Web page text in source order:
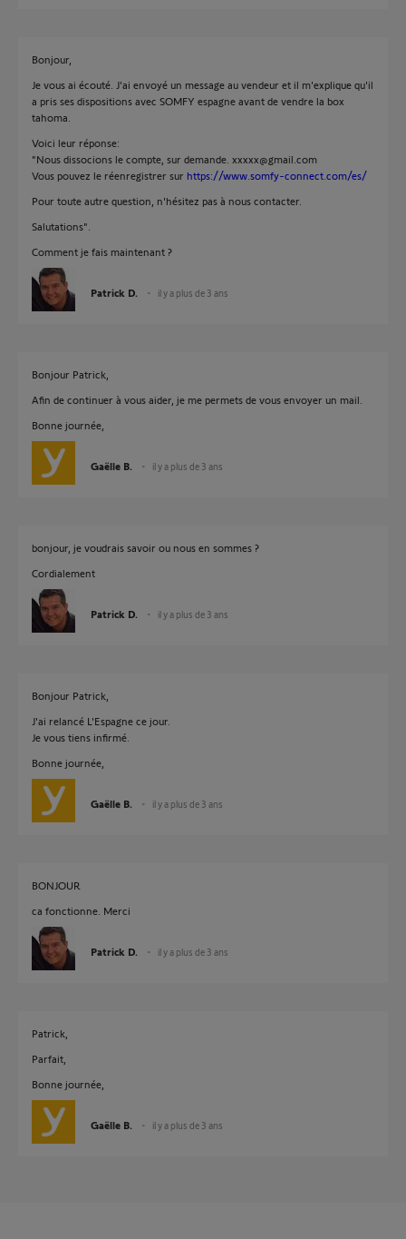
Bonjour,
Je vous ai écouté. J'ai envoyé un message au vendeur et il m'explique qu'il
a pris ses dispositions avec SOMFY espagne avant de vendre la box
tahoma.
Voici leur réponse:
"Nous dissocions le compte, sur demande. xxxxx@gmail.com
Vous pouvez le réenregistrer sur https://www.somfy-connect.com/es/
Pour toute autre question, n'hésitez pas à nous contacter.
Salutations".
Comment je fais maintenant ?
Patrick D. il y a plus de 3 ans
Bonjour Patrick,
Afin de continuer à vous aider, je me permets de vous envoyer un mail.
Bonne journée,
Gaëlle B. il y a plus de 3 ans
bonjour, je voudrais savoir ou nous en sommes ?
Cordialement
Patrick D. il y a plus de 3 ans
Bonjour Patrick,
J'ai relancé L'Espagne ce jour.
Je vous tiens infirmé.
Bonne journée,
Gaëlle B. il y a plus de 3 ans
BONJOUR
ca fonctionne. Merci
Patrick D. il y a plus de 3 ans
Patrick,
Parfait,
Bonne journée,
Gaëlle B. il y a plus de 3 ans